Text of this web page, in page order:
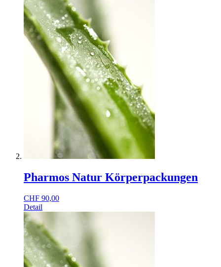
Pharmos Natur Körperpackungen
CHF 90,00
Detail